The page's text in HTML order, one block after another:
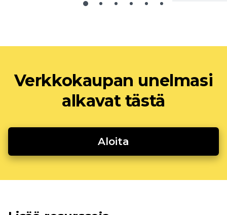
Verkkokaupan unelmasi
alkavat tästä
Aloita